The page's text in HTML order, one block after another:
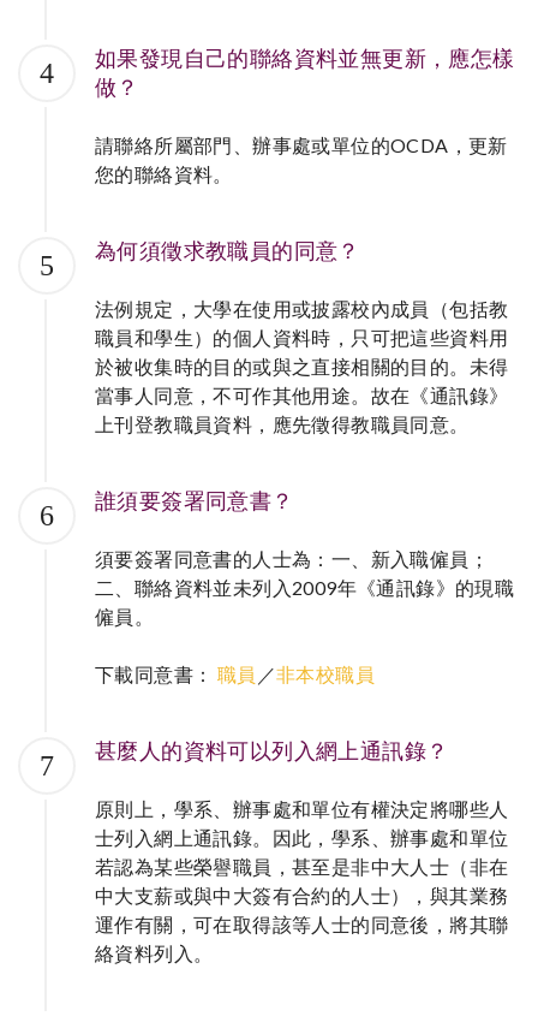
4
如果發現自己的聯絡資料並無更新，應怎樣
做？
請聯絡所屬部門、辦事處或單位的OCDA，更新
您的聯絡資料。
5 為何須徵求教職員的同意？
法例規定，大學在使用或披露校內成員（包括教
職員和學生）的個人資料時，只可把這些資料用
於被收集時的目的或與之直接相關的目的。未得
當事人同意，不可作其他用途。故在《通訊錄》
上刊登教職員資料，應先徵得教職員同意。
6 誰須要簽署同意書？
須要簽署同意書的人士為：一、新入職僱員；
二、聯絡資料並未列入2009年《通訊錄》的現職
僱員。
下載同意書： 職員 ／非本校職員
7 甚麼人的資料可以列入網上通訊錄？
原則上，學系、辦事處和單位有權決定將哪些人
士列入網上通訊錄。因此，學系、辦事處和單位
若認為某些榮譽職員，甚至是非中大人士（非在
中大支薪或與中大簽有合約的人士），與其業務
運作有關，可在取得該等人士的同意後，將其聯
絡資料列入。